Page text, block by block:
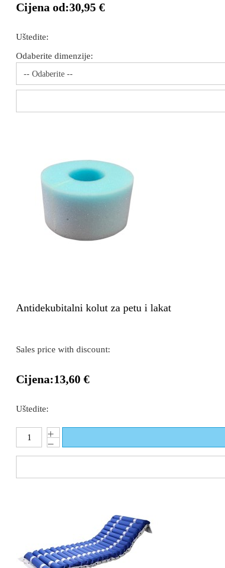
Cijena od:30,95 €
Uštedite:
Odaberite dimenzije:
-- Odaberite --
Antidekubitalni kolut za petu i lakat
Sales price with discount:
Cijena:13,60 €
Uštedite: